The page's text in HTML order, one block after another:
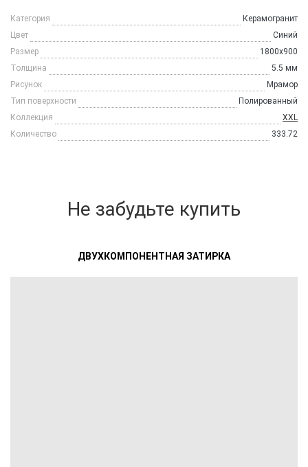
Категория
Керамогранит
Цвет
Синий
Размер
1800x900
Толщина
5.5 мм
Рисунок
Мрамор
Тип поверхности
Полированный
Коллекция
XXL
Количество
333.72
Не забудьте купить
ДВУХКОМПОНЕНТНАЯ ЗАТИРКА